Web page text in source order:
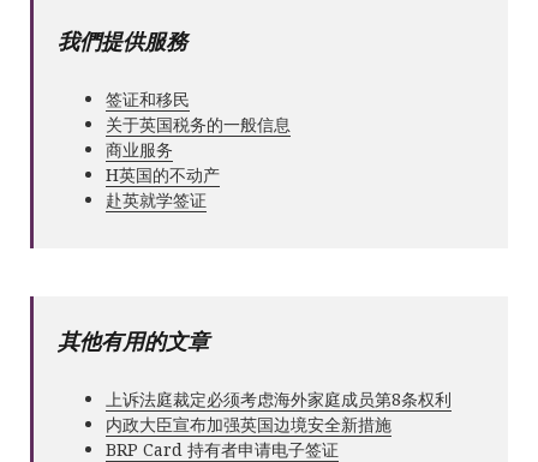
我們提供服務
签证和移民
关于英国税务的一般信息
商业服务
Н英国的不动产
赴英就学签证
其他有用的文章
上诉法庭裁定必须考虑海外家庭成员第8条权利
内政大臣宣布加强英国边境安全新措施
BRP Card 持有者申请电子签证